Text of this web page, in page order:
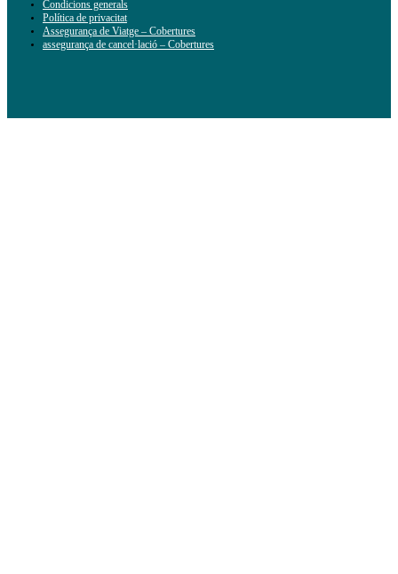
Condicions generals
Política de privacitat
Assegurança de Viatge – Cobertures
assegurança de cancel·lació – Cobertures